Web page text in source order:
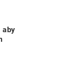
aby